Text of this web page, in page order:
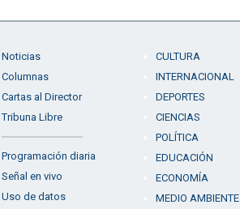
Noticias
Columnas
Cartas al Director
Tribuna Libre
Programación diaria
Señal en vivo
Uso de datos
CULTURA
INTERNACIONAL
DEPORTES
CIENCIAS
POLÍTICA
EDUCACIÓN
ECONOMÍA
MEDIO AMBIENTE